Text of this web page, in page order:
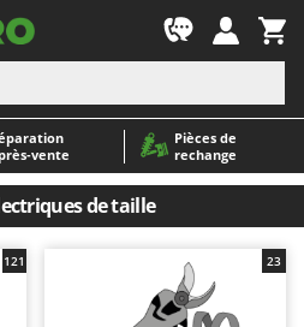
Pièces de
rechange
tondeuses autoportés
pour gazon
de terre pour tracteur
de taille
121 23